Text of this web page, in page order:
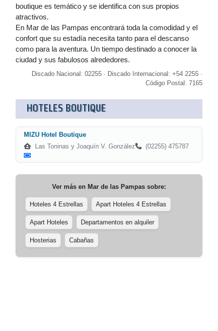
boutique es temático y se identifica con sus propios
atractivos.
En Mar de las Pampas encontrará toda la comodidad y el
confort que su estadía necesita tanto para el descanso
como para la aventura. Un tiempo destinado a conocer la
ciudad y sus fabulosos alrededores.
Discado Nacional: 02255 · Discado Internacional: +54 2255 ·
Código Postal: 7165
HOTELES BOUTIQUE
MIZU Hotel Boutique
Las Toninas y Joaquín V. González
(02255) 475787
Ver más en Mar de las Pampas sobre:
Hoteles 4 Estrellas Apart Hoteles 4 Estrellas
Apart Hoteles Departamentos en alquiler
Hosterias Cabañas